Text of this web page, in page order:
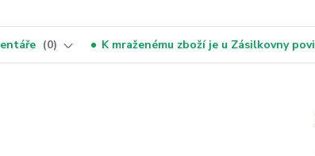
0 K mraženému zboží je u Zásilkovny